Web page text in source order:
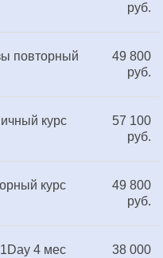
руб.
повторный
49 800
руб.
курс
57 100
руб.
курс
49 800
руб.
4 мес
38 000